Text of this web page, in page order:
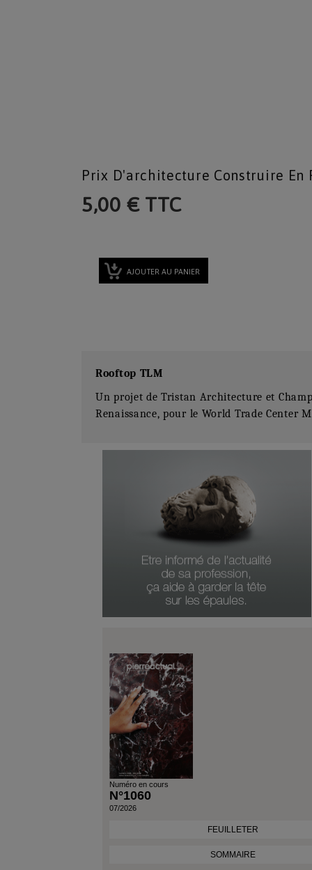
Prix D'architecture Construire En
5,00 € TTC
AJOUTER AU PANIER
Rooftop TLM
Un projet de Tristan Architecture et
Renaissance, pour le World Trade Center
Numéro Du Produit
Type De Produit
Genre Du Produit
Numéro en cours
N°1060
07/2026
FEUILLETER
SOMMAIRE